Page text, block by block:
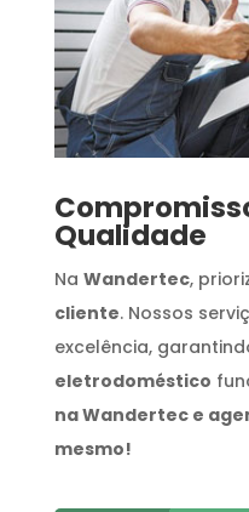
Qualidade
Na Wandertec,
cliente. Nossos
excelência,
eletrodoméstico
na Wandertec e
mesmo!